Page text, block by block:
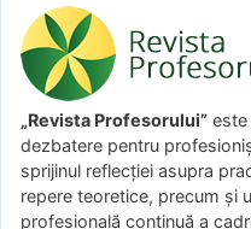
„Revista Profesorului” este
dezbatere pentru
sprijinul reflecției asupra
repere teoretice, precum și
profesională continuă a